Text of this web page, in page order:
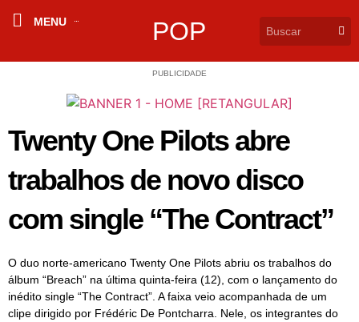
MENU POP
PUBLICIDADE
Twenty One Pilots abre
trabalhos de novo disco
com single “The Contract”
O duo norte-americano Twenty One Pilots abriu os trabalhos do
álbum “Breach” na última quinta-feira (12), com o lançamento do
inédito single “The Contract”. A faixa veio acompanhada de um
clipe dirigido por Frédéric De Pontcharra. Nele, os integrantes do